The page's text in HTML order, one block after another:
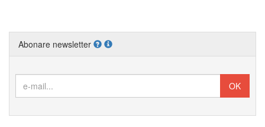
Abonare newsletter